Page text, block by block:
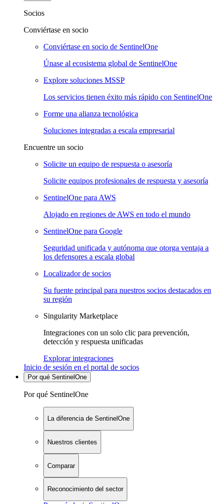
Socios
Conviértase en socio
Conviértase en socio de SentinelOne
Únase al ecosistema global de SentinelOne
Explore soluciones MSSP
Los servicios tienen éxito más rápido con SentinelOne
Forme una alianza tecnológica
Soluciones integradas a escala empresarial
Encuentre un socio
Solicite un equipo de respuesta o asesoría
Solicite equipos profesionales de respuesta y asesoría
SentinelOne para AWS
Alojado en regiones de AWS en todo el mundo
SentinelOne para Google
Seguridad unificada y autónoma que otorga ventaja a
los defensores a escala global
Localizador de socios
Su fuente principal para nuestros socios destacados en
su región
Singularity Marketplace
Integraciones con un solo clic para prevención,
detección y respuesta unificadas
Explorar integraciones
Inicio de sesión en el portal de socios
Por qué SentinelOne
Por qué SentinelOne
La diferencia de SentinelOne
Nuestros clientes
Comparar
Reconocimiento del sector